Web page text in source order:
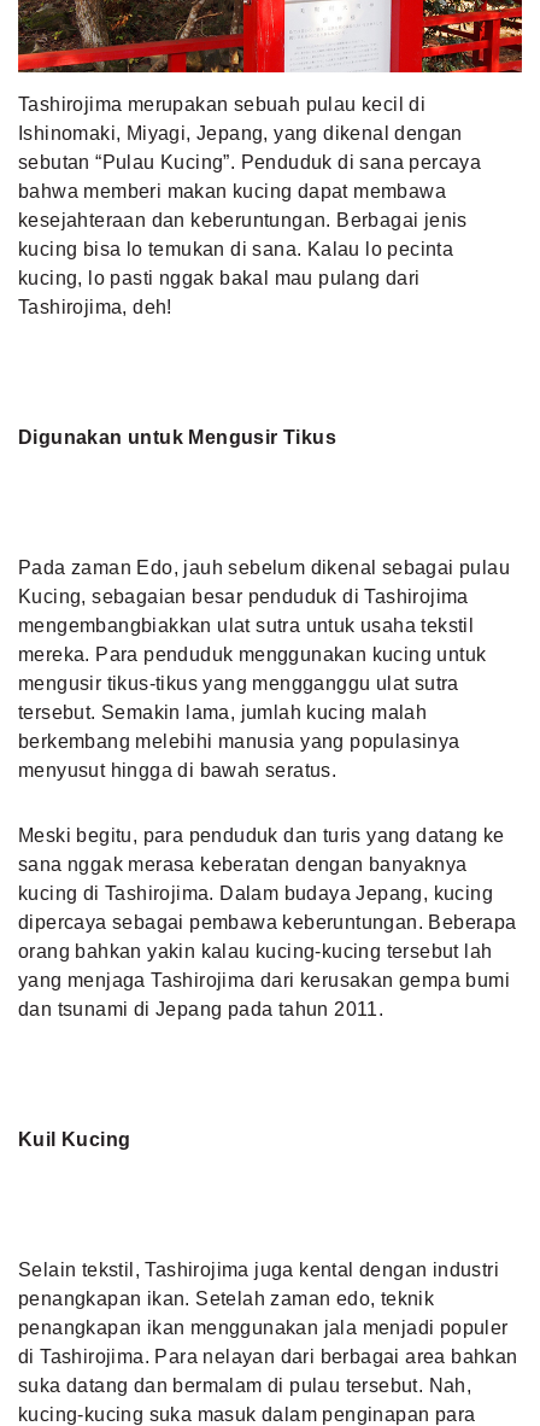
MLDPOINTS
SEARCH
Tashirojima merupakan sebuah pulau kecil di
Ishinomaki, Miyagi, Jepang, yang dikenal dengan
sebutan “Pulau Kucing”. Penduduk di sana percaya
bahwa memberi makan kucing dapat membawa
kesejahteraan dan keberuntungan. Berbagai jenis
kucing bisa lo temukan di sana. Kalau lo pecinta
kucing, lo pasti nggak bakal mau pulang dari
Tashirojima, deh!
Digunakan untuk Mengusir Tikus
Pada zaman Edo, jauh sebelum dikenal sebagai pulau
Kucing, sebagaian besar penduduk di Tashirojima
mengembangbiakkan ulat sutra untuk usaha tekstil
mereka. Para penduduk menggunakan kucing untuk
mengusir tikus-tikus yang mengganggu ulat sutra
tersebut. Semakin lama, jumlah kucing malah
berkembang melebihi manusia yang populasinya
menyusut hingga di bawah seratus.
Meski begitu, para penduduk dan turis yang datang ke
sana nggak merasa keberatan dengan banyaknya
kucing di Tashirojima. Dalam budaya Jepang, kucing
dipercaya sebagai pembawa keberuntungan. Beberapa
orang bahkan yakin kalau kucing-kucing tersebut lah
yang menjaga Tashirojima dari kerusakan gempa bumi
dan tsunami di Jepang pada tahun 2011.
Kuil Kucing
Selain tekstil, Tashirojima juga kental dengan industri
penangkapan ikan. Setelah zaman edo, teknik
penangkapan ikan menggunakan jala menjadi populer
di Tashirojima. Para nelayan dari berbagai area bahkan
suka datang dan bermalam di pulau tersebut. Nah,
kucing-kucing suka masuk dalam penginapan para